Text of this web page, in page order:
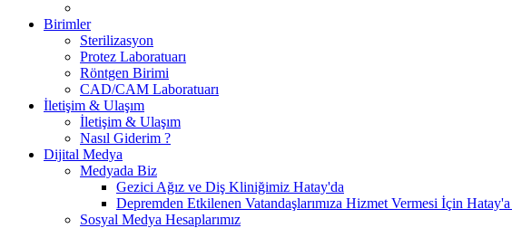
Birimler
Sterilizasyon
Protez Laboratuarı
Röntgen Birimi
CAD/CAM Laboratuarı
İletişim & Ulaşım
İletişim & Ulaşım
Nasıl Giderim ?
Dijital Medya
Medyada Biz
Gezici Ağız ve Diş Kliniğimiz Hatay'da
Depremden Etkilenen Vatandaşlarımıza Hizmet Vermesi İçin
Sosyal Medya Hesaplarımız